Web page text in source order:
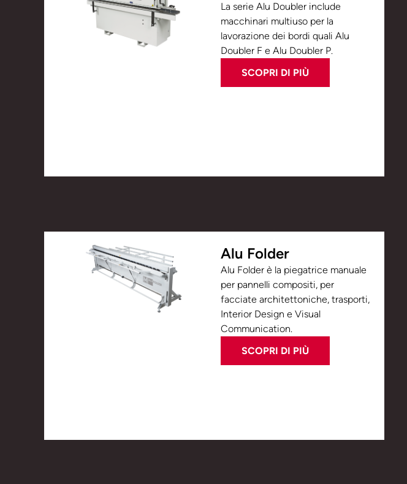
La serie Alu Doubler include
macchinari multiuso per la
lavorazione dei bordi quali Alu
Doubler F e Alu Doubler P.
SCOPRI DI PIÙ
Alu Folder
Alu Folder è la piegatrice manuale
per pannelli compositi, per
facciate architettoniche, trasporti,
Interior Design e Visual
Communication.
SCOPRI DI PIÙ